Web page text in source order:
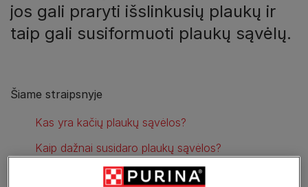
jos gali praryti išslinkusių plaukų ir
taip gali susiformuoti plaukų sąvėlų.
Šiame straipsnyje
Kas yra kačių plaukų sąvėlos?
Kaip dažnai susidaro plaukų sąvėlos?
Kada kačių plaukų sąvėlos gali būti pavojingos?